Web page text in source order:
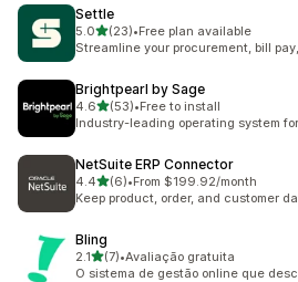
Settle
5.05つ星中
(23)
合計レビュー数：23件
•Free plan available
Streamline your procurement, bill
Brightpearl by Sage
4.65つ星中
(53)
合計レビュー数：53件
•Free to install
Industry-leading operating system
NetSuite ERP Connector
4.45つ星中
(6)
合計レビュー数：6件
•From $199.92/month
Keep product, order, and customer
Bling
2.15つ星中
(7)
合計レビュー数：7件
•Avaliação gratuita
O sistema de gestão online que